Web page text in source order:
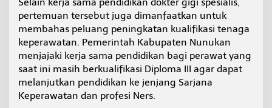
pertemuan tersebut juga dimanfaatkan untuk
membahas peluang peningkatan kualifikasi tenaga
keperawatan. Pemerintah Kabupaten Nunukan
menjajaki kerja sama pendidikan bagi perawat yang
saat ini masih berkualifikasi Diploma III agar dapat
melanjutkan pendidikan ke jenjang Sarjana
Keperawatan dan profesi Ners.